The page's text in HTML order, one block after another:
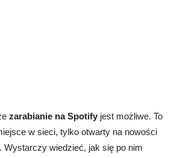
zarabianie na Spotify jest możliwe. To
w sieci, tylko otwarty na nowości
Wystarczy wiedzieć, jak się po nim